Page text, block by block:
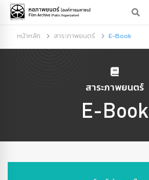
หน้าหลัก สาระภาพยนตร์ E-Book
สาระภาพยนตร์
E-Book